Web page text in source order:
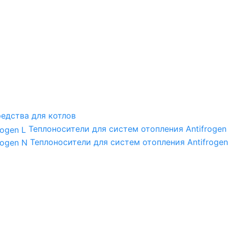
для котлов
Теплоносители для систем отопления
Теплоносители для систем отопления